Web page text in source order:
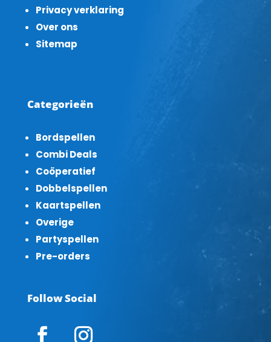
Privacy verklaring
Over ons
Sitemap
Categorieën
Bordspellen
Combi Deals
Coöperatief
Dobbelspellen
Kaartspellen
Overige
Partyspellen
Pre-orders
Follow Social